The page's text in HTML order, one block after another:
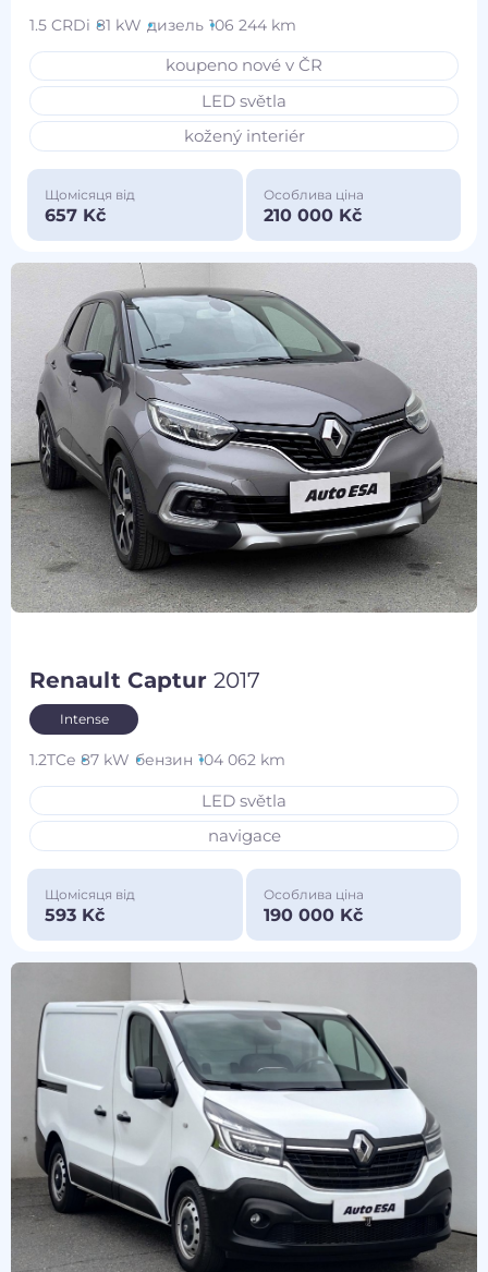
1.5 CRDi 81 kW дизель 106 244 km
koupeno nové v ČR
LED světla
kožený interiér
Щомісяця від
657 Kč
Особлива ціна
210 000 Kč
Renault Captur2017
Intense
1.2TCe 87 kW бензин 104 062 km
LED světla
navigace
Щомісяця від
593 Kč
Особлива ціна
190 000 Kč